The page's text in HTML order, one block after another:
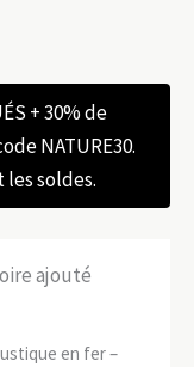
+ 30% de
NATURE30.
les soldes.
ajouté
en fer –